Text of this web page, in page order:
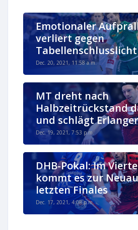
Emotionaler
verliert gegen
Tabellenschlusslicht
Dec. 20, 2021, 11:58 a.m.
MT dreht nach
Halbzeitrückstand
und schlägt
Dec. 19, 2021, 7:53 p.m.
DHB-Pokal: Im
kommt es zur
letzten Finales
Dec. 17, 2021, 4:08 p.m.